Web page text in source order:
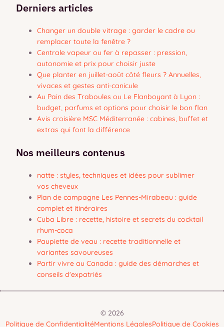
Derniers articles
Changer un double vitrage : garder le cadre ou
remplacer toute la fenêtre ?
Centrale vapeur ou fer à repasser : pression,
autonomie et prix pour choisir juste
Que planter en juillet-août côté fleurs ? Annuelles,
vivaces et gestes anti-canicule
Au Pain des Traboules ou Le Flanboyant à Lyon :
budget, parfums et options pour choisir le bon flan
Avis croisière MSC Méditerranée : cabines, buffet et
extras qui font la différence
Nos meilleurs contenus
natte : styles, techniques et idées pour sublimer
vos cheveux
Plan de campagne Les Pennes-Mirabeau : guide
complet et itinéraires
Cuba Libre : recette, histoire et secrets du cocktail
rhum-coca
Paupiette de veau : recette traditionnelle et
variantes savoureuses
Partir vivre au Canada : guide des démarches et
conseils d'expatriés
© 2026
Politique de ConfidentialitéMentions LégalesPolitique de Cookies